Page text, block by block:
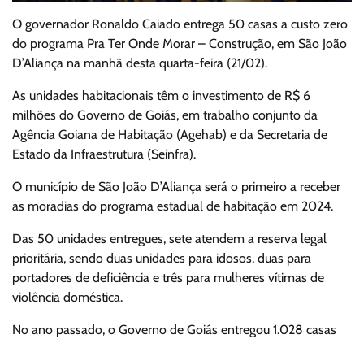
O governador Ronaldo Caiado entrega 50 casas a custo zero
do programa Pra Ter Onde Morar – Construção, em São João
D’Aliança na manhã desta quarta-feira (21/02).
As unidades habitacionais têm o investimento de R$ 6
milhões do Governo de Goiás, em trabalho conjunto da
Agência Goiana de Habitação (Agehab) e da Secretaria de
Estado da Infraestrutura (Seinfra).
O município de São João D’Aliança será o primeiro a receber
as moradias do programa estadual de habitação em 2024.
Das 50 unidades entregues, sete atendem a reserva legal
prioritária, sendo duas unidades para idosos, duas para
portadores de deficiência e três para mulheres vítimas de
violência doméstica.
No ano passado, o Governo de Goiás entregou 1.028 casas